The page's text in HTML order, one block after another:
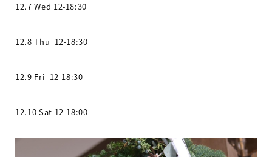
12.7 Wed 12-18:30
12.8 Thu 12-18:30
12.9 Fri 12-18:30
12.10 Sat 12-18:00